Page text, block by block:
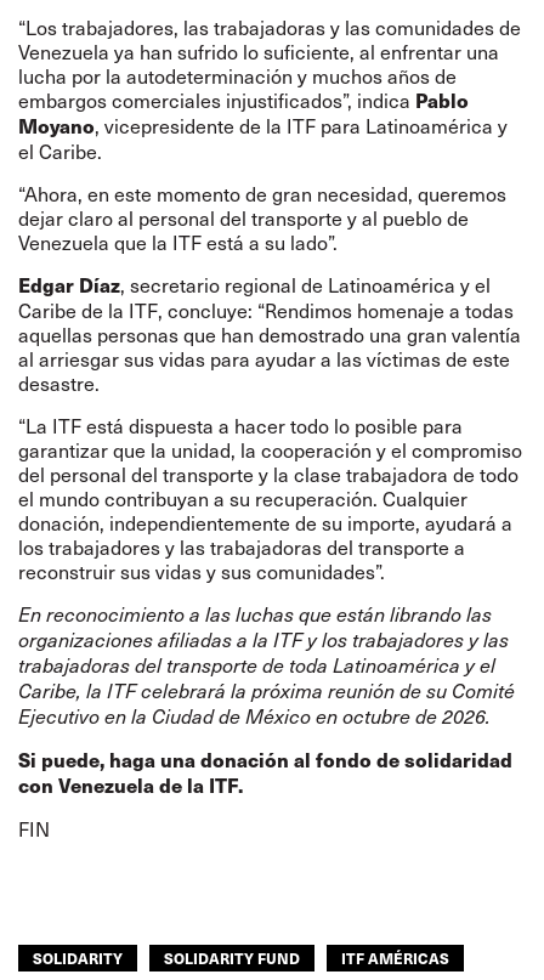
“Los trabajadores, las trabajadoras y las comunidades de
Venezuela ya han sufrido lo suficiente, al enfrentar una
lucha por la autodeterminación y muchos años de
embargos comerciales injustificados”, indica Pablo
Moyano, vicepresidente de la ITF para Latinoamérica y
el Caribe.
“Ahora, en este momento de gran necesidad, queremos
dejar claro al personal del transporte y al pueblo de
Venezuela que la ITF está a su lado”.
Edgar Díaz, secretario regional de Latinoamérica y el
Caribe de la ITF, concluye: “Rendimos homenaje a todas
aquellas personas que han demostrado una gran valentía
al arriesgar sus vidas para ayudar a las víctimas de este
desastre.
“La ITF está dispuesta a hacer todo lo posible para
garantizar que la unidad, la cooperación y el compromiso
del personal del transporte y la clase trabajadora de todo
el mundo contribuyan a su recuperación. Cualquier
donación, independientemente de su importe, ayudará a
los trabajadores y las trabajadoras del transporte a
reconstruir sus vidas y sus comunidades”.
En reconocimiento a las luchas que están librando las
organizaciones afiliadas a la ITF y los trabajadores y las
trabajadoras del transporte de toda Latinoamérica y el
Caribe, la ITF celebrará la próxima reunión de su Comité
Ejecutivo en la Ciudad de México en octubre de 2026.
Si puede, haga una donación al fondo de solidaridad
con Venezuelade la ITF.
FIN
SOLIDARITY SOLIDARITY FUND ITF AMÉRICAS